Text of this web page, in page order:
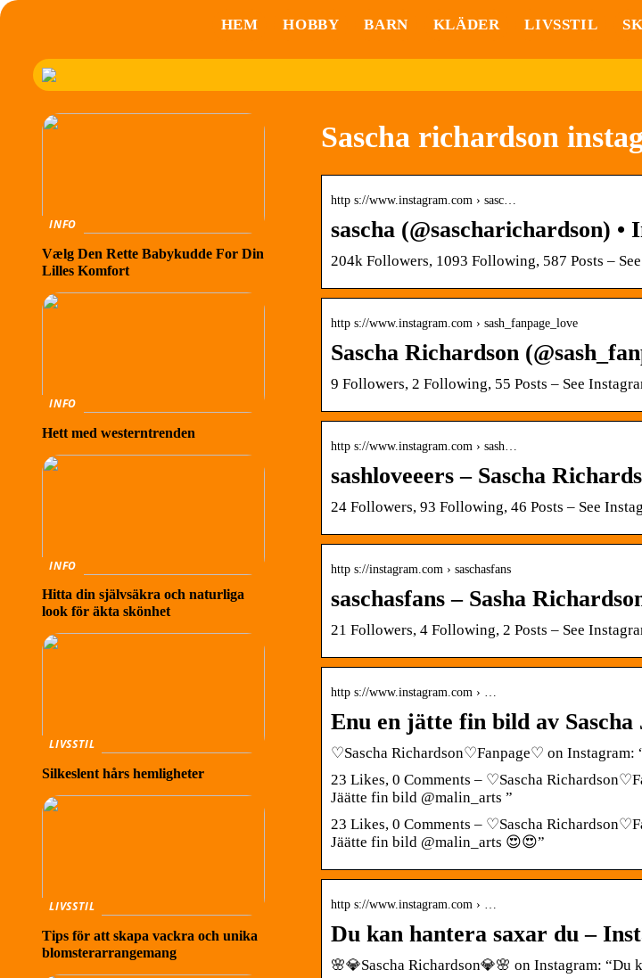
HEM HOBBY BARN KLÄDER LIVSSTIL
Sascha richardson
http s://www.instagram.com › sasc…
sascha (@sascharichardson)
204k Followers, 1093 Following, 587 Posts –
http s://www.instagram.com › sash_fanpage_love
Sascha Richardson
9 Followers, 2 Following, 55 Posts – See
http s://www.instagram.com › sash…
sashloveeers – Sascha
24 Followers, 93 Following, 46 Posts – See
http s://instagram.com › saschasfans
saschasfans – Sasha
21 Followers, 4 Following, 2 Posts – See
http s://www.instagram.com › …
Enu en jätte fin bild av
♡Sascha Richardson♡Fanpage♡ on
23 Likes, 0 Comments – ♡Sascha
Jäätte fin bild @malin_arts ”
23 Likes, 0 Comments – ♡Sascha
Jäätte fin bild @malin_arts 😍😍”
http s://www.instagram.com › …
Du kan hantera saxar du –
🌸💎Sascha Richardson💎🌸 on Instagram:
INFO
Vælg Den Rette Babykudde For Din
Lilles Komfort
INFO
Hett med westerntrenden
INFO
Hitta din självsäkra och naturliga
look för äkta skönhet
LIVSSTIL
Silkeslent hårs hemligheter
LIVSSTIL
Tips för att skapa vackra och unika
blomsterarrangemang